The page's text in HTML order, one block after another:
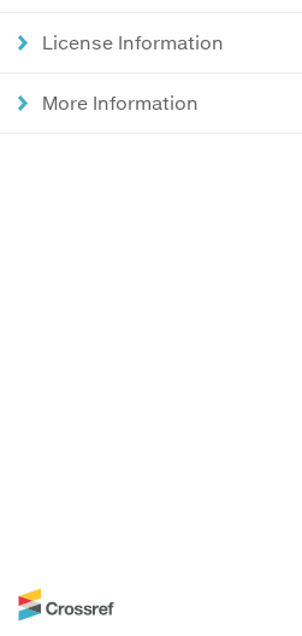
License Information
More Information